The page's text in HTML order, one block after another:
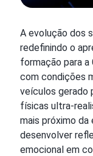
A evolução dos
redefinindo o
formação para a
com condições
veículos gerado
físicas ultra-
mais próximo da
desenvolver
emocional em